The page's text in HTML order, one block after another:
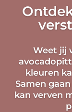
Weet jij
kleuren
Samen
kan verven